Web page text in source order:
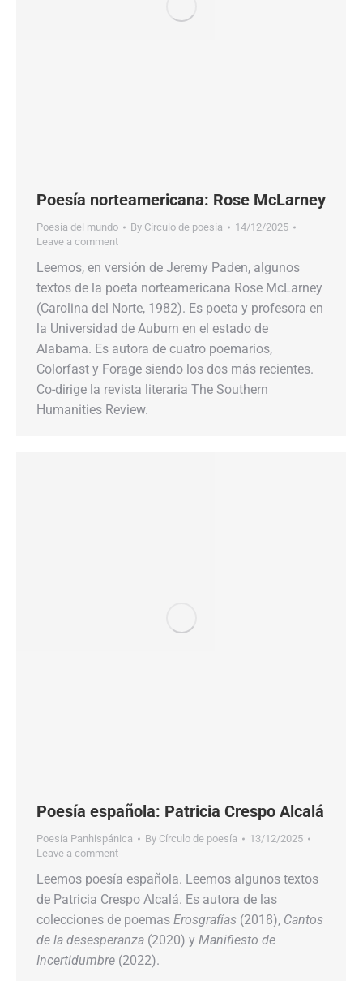
Poesía norteamericana: Rose McLarney
Poesía del mundo By Círculo de poesía
14/12/2025
Leave a comment
Leemos, en versión de Jeremy Paden, algunos
textos de la poeta norteamericana Rose McLarney
(Carolina del Norte, 1982). Es poeta y profesora en
la Universidad de Auburn en el estado de
Alabama. Es autora de cuatro poemarios,
Colorfast y Forage siendo los dos más recientes.
Co-dirige la revista literaria The Southern
Humanities Review.
Poesía española: Patricia Crespo Alcalá
Poesía Panhispánica By Círculo de poesía
13/12/2025
Leave a comment
Leemos poesía española. Leemos algunos textos
de Patricia Crespo Alcalá. Es autora de las
colecciones de poemas Erosgrafías (2018), Cantos
de la desesperanza (2020) y Manifiesto de
Incertidumbre (2022).